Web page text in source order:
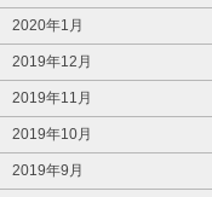
2020年1月
2019年12月
2019年11月
2019年10月
2019年9月